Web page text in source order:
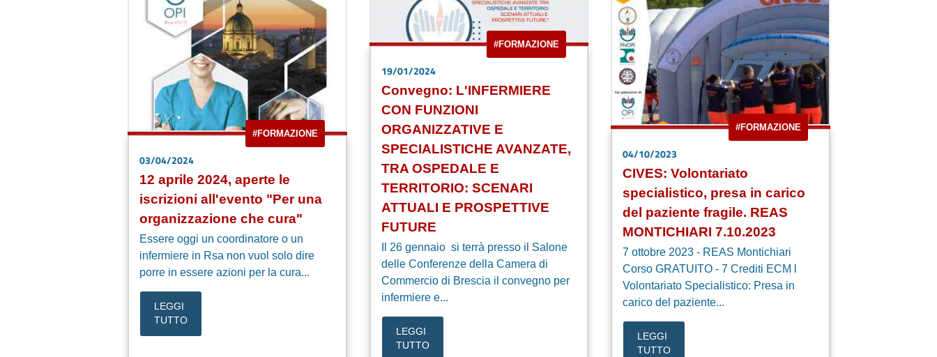
#FORMAZIONE
03/04/2024
12 aprile 2024, aperte le
iscrizioni all'evento "Per una
organizzazione che cura"
Essere oggi un coordinatore o un
infermiere in Rsa non vuol solo dire
porre in essere azioni per la cura...
LEGGI
TUTTO
#FORMAZIONE
19/01/2024
Convegno: L'INFERMIERE
CON FUNZIONI
ORGANIZZATIVE E
SPECIALISTICHE AVANZATE,
TRA OSPEDALE E
TERRITORIO: SCENARI
ATTUALI E PROSPETTIVE
FUTURE
Il 26 gennaio si terrà presso il Salone
delle Conferenze della Camera di
Commercio di Brescia il convegno per
infermiere e...
LEGGI
TUTTO
#FORMAZIONE
04/10/2023
CIVES: Volontariato
specialistico, presa in carico
del paziente fragile. REAS
MONTICHIARI 7.10.2023
7 ottobre 2023 - REAS Montichiari
Corso GRATUITO - 7 Crediti ECM l
Volontariato Specialistico: Presa in
carico del paziente...
LEGGI
TUTTO